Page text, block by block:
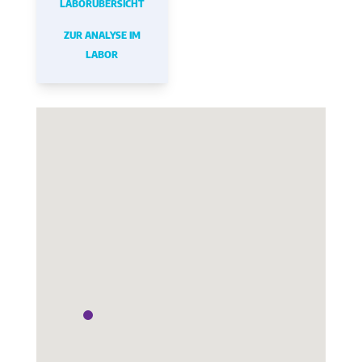
LABORÜBERSICHT
ZUR ANALYSE IM
LABOR